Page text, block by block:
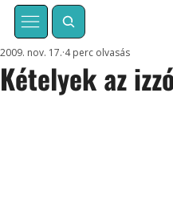
Kételyek az
2009. nov. 17. 4 perc olvasás